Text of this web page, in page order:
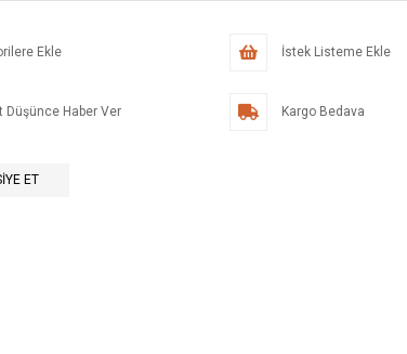
Ekle İstek Listeme Ekle
Düşünce Haber Ver Kargo Bedava
ET